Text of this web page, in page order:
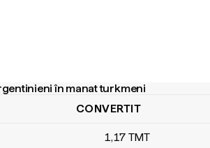
în manat turkmeni
în manat turkmeni
CONVERTIT
1,17 TMT